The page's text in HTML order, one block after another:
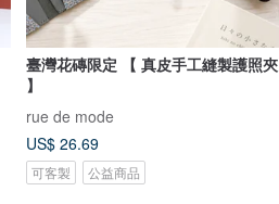
臺灣花磚限定 【 真皮手工縫製護照夾
】
rue de mode
US$ 26.69
可客製 公益商品